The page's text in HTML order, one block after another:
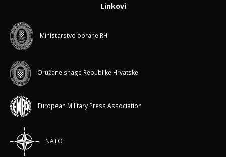
Linkovi
Ministarstvo obrane RH
Oružane snage Republike Hrvatske
European Military Press Association
NATO